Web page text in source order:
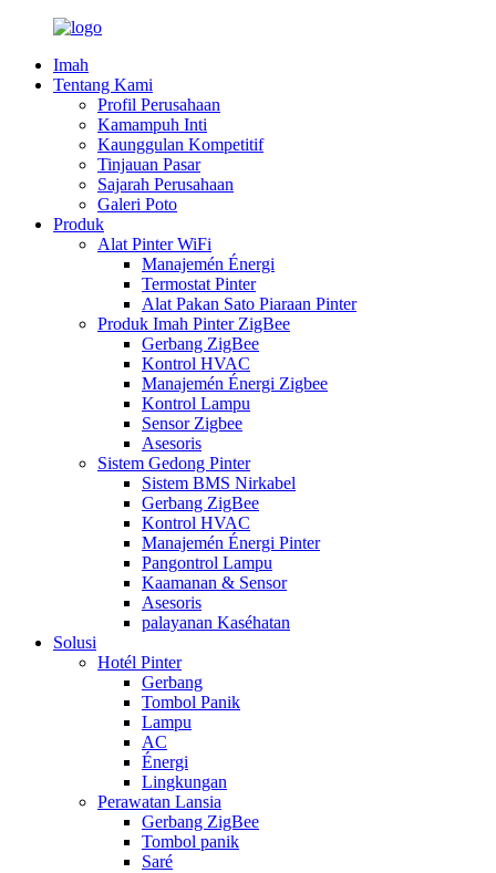
Imah
Tentang Kami
Profil Perusahaan
Kamampuh Inti
Kaunggulan Kompetitif
Tinjauan Pasar
Sajarah Perusahaan
Galeri Poto
Produk
Alat Pinter WiFi
Manajemén Énergi
Termostat Pinter
Alat Pakan Sato Piaraan Pinter
Produk Imah Pinter ZigBee
Gerbang ZigBee
Kontrol HVAC
Manajemén Énergi Zigbee
Kontrol Lampu
Sensor Zigbee
Asesoris
Sistem Gedong Pinter
Sistem BMS Nirkabel
Gerbang ZigBee
Kontrol HVAC
Manajemén Énergi Pinter
Pangontrol Lampu
Kaamanan & Sensor
Asesoris
palayanan Kaséhatan
Solusi
Hotél Pinter
Gerbang
Tombol Panik
Lampu
AC
Énergi
Lingkungan
Perawatan Lansia
Gerbang ZigBee
Tombol panik
Saré